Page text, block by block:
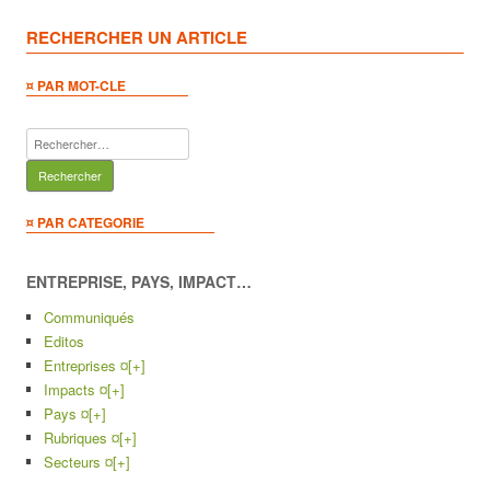
RECHERCHER UN ARTICLE
¤ PAR MOT-CLE
Rechercher :
¤ PAR CATEGORIE
ENTREPRISE, PAYS, IMPACT…
Communiqués
Editos
Entreprises ¤[+]
Impacts ¤[+]
Pays ¤[+]
Rubriques ¤[+]
Secteurs ¤[+]